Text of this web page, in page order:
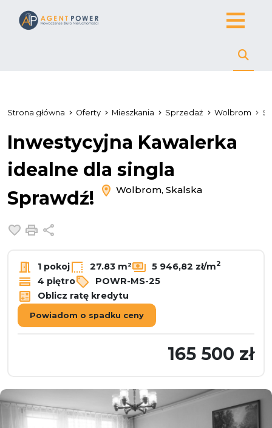
Strona główna Oferty Mieszkania Sprzedaż Wolbrom
Inwestycyjna Kawalerka
idealne dla singla
Sprawdź!
Wolbrom, Skalska
Dodaj do ulubionych
Drukuj
1 pokoj 27.83 m² 5 946,82 zł/m2
4 piętro
POWR-MS-25
Oblicz ratę kredytu
Powiadom o spadku ceny
165 500 zł